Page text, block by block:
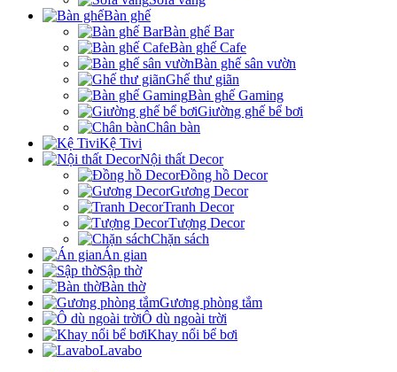
Bàn ghế
Bàn ghế Bar
Bàn ghế Cafe
Bàn ghế sân vườn
Ghế thư giãn
Bàn ghế Gaming
Giường ghế bể bơi
Chân bàn
Kệ Tivi
Nội thất Decor
Đồng hồ Decor
Gương Decor
Tranh Decor
Tượng Decor
Chặn sách
Án gian
Sập thờ
Bàn thờ
Gương phòng tắm
Ô dù ngoài trời
Khay nổi bể bơi
Lavabo